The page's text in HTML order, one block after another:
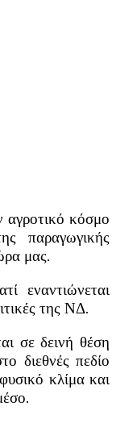
αγροτικό κόσμο
παραγωγικής
μας.
εναντιώνεται
της ΝΔ.
σε δεινή θέση
διεθνές πεδίο
κλίμα και